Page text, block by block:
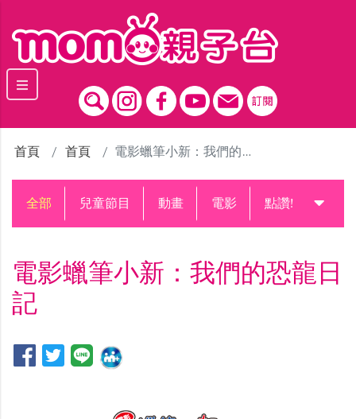
首頁 首頁 電影蠟筆小新：我們的恐龍日記
全部 兒童節目 動畫 電影 點讚!升級中
電影蠟筆小新：我們的恐龍日
記